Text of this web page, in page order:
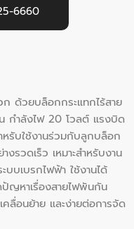
6660
ก ด้วยบล็อกกระแทกไร้สาย
กำลังไฟ 20 โวลต์ แรงบิด
รับใช้งานร่วมกับลูกบล็อก
รวดเร็ว เหมาะสําหรับงาน
บเบรกไฟฟ้า ใช้งานได้
ปัญหาเรื่องสายไฟพันกัน
ลื่อนย้าย และง่ายต่อการจัด